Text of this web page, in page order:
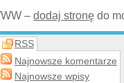
– dodaj stronę do
RSS
Najnowsze komentarze
Najnowsze wpisy